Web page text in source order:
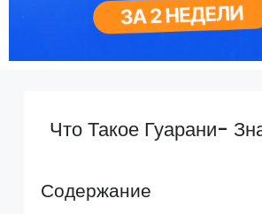
Что Такое Гуарани-
Содержание